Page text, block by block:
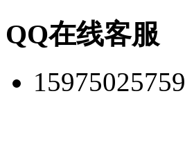
QQ在线客服
15975025759